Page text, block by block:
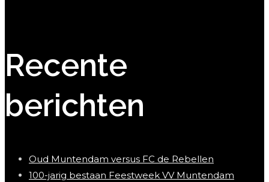
Recente
berichten
Oud Muntendam versus FC de Rebellen
100-jarig bestaan Feestweek VV Muntendam